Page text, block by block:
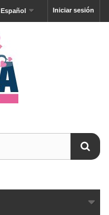
Iniciar sesión
Español